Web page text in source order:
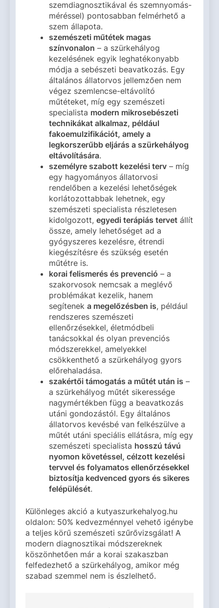
szemdiagnosztikával és szemnyomás-
méréssel) pontosabban felmérhető a
szem állapota.
szemészeti műtétek magas
színvonalon – a szürkehályog
kezelésének egyik leghatékonyabb
módja a sebészeti beavatkozás. Egy
általános állatorvos jellemzően nem
végez szemlencse-eltávolító
műtéteket, míg egy szemészeti
specialista modern mikrosebészeti
technikákat alkalmaz, például
fakoemulzifikációt, amely a
legkorszerűbb eljárás a szürkehályog
eltávolítására.
személyre szabott kezelési terv – míg
egy hagyományos állatorvosi
rendelőben a kezelési lehetőségek
korlátozottabbak lehetnek, egy
szemészeti specialista részletesen
kidolgozott, egyedi terápiás tervet állít
össze, amely lehetőséget ad a
gyógyszeres kezelésre, étrendi
kiegészítésre és szükség esetén
műtétre is.
korai felismerés és prevenció – a
szakorvosok nemcsak a meglévő
problémákat kezelik, hanem
segítenek a megelőzésben is, például
rendszeres szemészeti
ellenőrzésekkel, életmódbeli
tanácsokkal és olyan prevenciós
módszerekkel, amelyekkel
csökkenthető a szürkehályog gyors
előrehaladása.
szakértői támogatás a műtét után is –
a szürkehályog műtét sikeressége
nagymértékben függ a beavatkozás
utáni gondozástól. Egy általános
állatorvos kevésbé van felkészülve a
műtét utáni speciális ellátásra, míg egy
szemészeti specialista hosszú távú
nyomon követéssel, célzott kezelési
tervvel és folyamatos ellenőrzésekkel
biztosítja kedvenced gyors és sikeres
felépülését.
Különleges akció a kutyaszurkehalyog.hu
oldalon: 50% kedvezménnyel vehető igénybe
a teljes körű szemészeti szűrővizsgálat! A
modern diagnosztikai módszereknek
köszönhetően már a korai szakaszban
felfedezhető a szürkehályog, amikor még
szabad szemmel nem is észlelhető.